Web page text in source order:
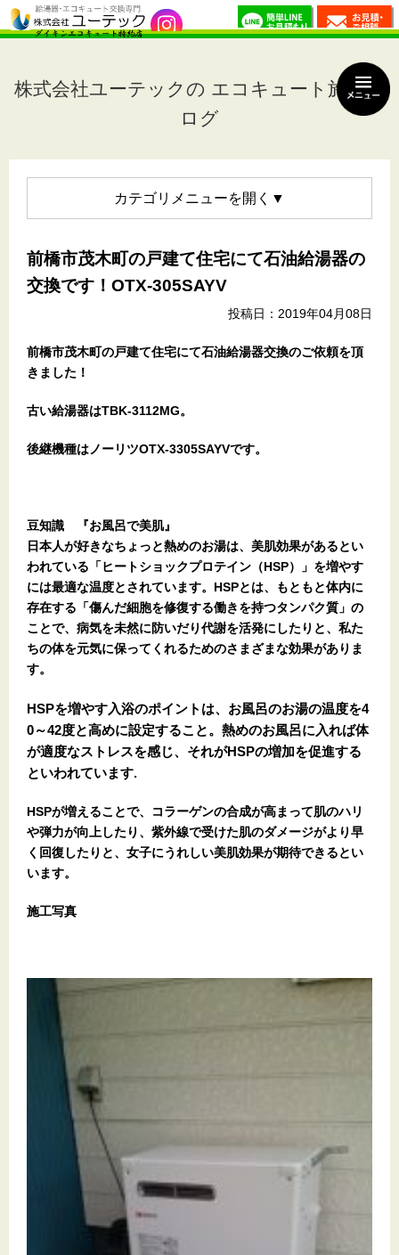
株式会社ユーテックの エコキュート施工ブ
ログ
カテゴリメニュー
前橋市茂木町の戸建て住宅にて石油給湯器の
交換です！OTX-305SAYV
投稿日：2019年04月08日
前橋市茂木町の戸建て住宅にて石油給湯器交換のご依頼を頂
きました！
古い給湯器はTBK-3112MG。
後継機種はノーリツOTX-3305SAYVです。
豆知識 『お風呂で美肌』
日本人が好きなちょっと熱めのお湯は、美肌効果があるとい
われている「ヒートショックプロテイン（HSP）」を増やす
には最適な温度とされています。HSPとは、もともと体内に
存在する「傷んだ細胞を修復する働きを持つタンパク質」の
ことで、病気を未然に防いだり代謝を活発にしたりと、私た
ちの体を元気に保ってくれるためのさまざまな効果がありま
す。
HSPを増やす入浴のポイントは、お風呂のお湯の温度を4
0～42度と高めに設定すること。熱めのお風呂に入れば体
が適度なストレスを感じ、それがHSPの増加を促進する
といわれています.
HSPが増えることで、コラーゲンの合成が高まって肌のハリ
や弾力が向上したり、紫外線で受けた肌のダメージがより早
く回復したりと、女子にうれしい美肌効果が期待できるとい
います。
施工写真